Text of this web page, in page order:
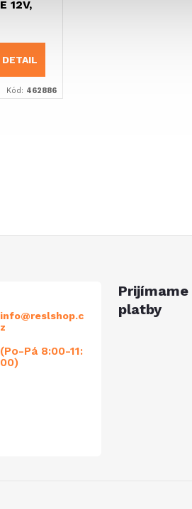
12V,
DETAIL
Kód: 462886
info@reslshop.c
z
(Po-Pá 8:00-11:
00)
platby